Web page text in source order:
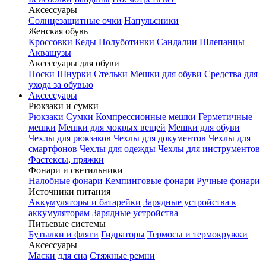
Аксессуары
Солнцезащитные очки Напульсники
Женская обувь
Кроссовки Кеды Полуботинки Сандалии Шлепанцы
Аквашузы
Аксессуары для обуви
Носки Шнурки Стельки Мешки для обуви Средства для
ухода за обувью
Аксессуары
Рюкзаки и сумки
Рюкзаки Сумки Компрессионные мешки Герметичные
мешки Мешки для мокрых вещей Мешки для обуви
Чехлы для рюкзаков Чехлы для документов Чехлы для
смартфонов Чехлы для одежды Чехлы для инструментов
Фастексы, пряжки
Фонари и светильники
Налобные фонари Кемпинговые фонари Ручные фонари
Источники питания
Аккумуляторы и батарейки Зарядные устройства к
аккумуляторам Зарядные устройства
Питьевые системы
Бутылки и фляги Гидраторы Термосы и термокружки
Аксессуары
Маски для сна Стяжные ремни